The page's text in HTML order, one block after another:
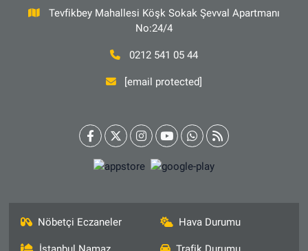
Tevfikbey Mahallesi Köşk Sokak Şevval Apartmanı
No:24/4
0212 541 05 44
[email protected]
Nöbetçi Eczaneler Hava Durumu